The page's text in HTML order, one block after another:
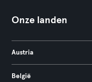
Onze landen
Austria
België